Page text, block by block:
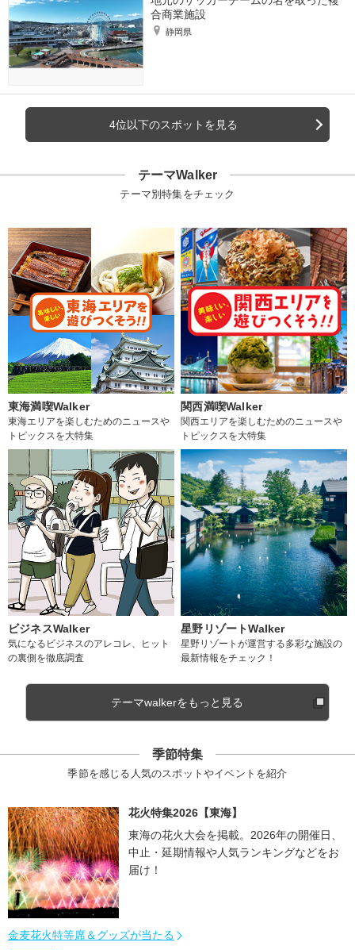
合商業施設
静岡県
4位以下のスポットを見る
テーマWalker
テーマ別特集をチェック
東海満喫Walker
東海エリアを楽しむためのニュースや
トピックスを大特集
関西満喫Walker
関西エリアを楽しむためのニュースや
トピックスを大特集
ビジネスWalker
気になるビジネスのアレコレ、ヒット
の裏側を徹底調査
星野リゾートWalker
星野リゾートが運営する多彩な施設の
最新情報をチェック！
テーマwalkerをもっと見る
季節特集
季節を感じる人気のスポットやイベントを紹介
花火特集2026【東海】
東海の花火大会を掲載。2026年の開催日、
中止・延期情報や人気ランキングなどをお
届け！
金麦花火特等席＆グッズが当たる